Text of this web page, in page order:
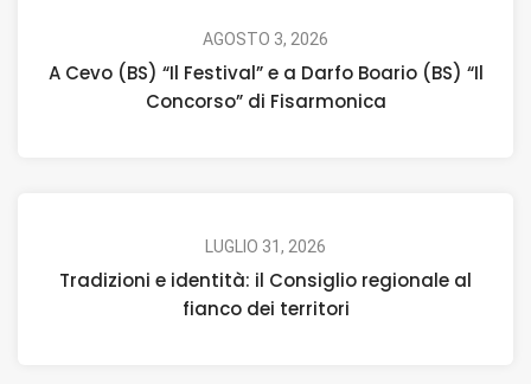
AGOSTO 3, 2026
A Cevo (BS) “Il Festival” e a Darfo Boario (BS) “Il
Concorso” di Fisarmonica
LUGLIO 31, 2026
Tradizioni e identità: il Consiglio regionale al
fianco dei territori